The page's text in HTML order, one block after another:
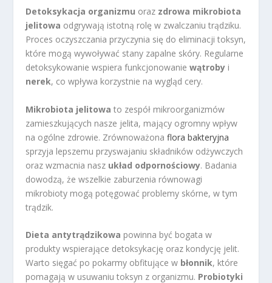
Detoksykacja organizmu oraz zdrowa mikrobiota
jelitowa odgrywają istotną rolę w zwalczaniu trądziku.
Proces oczyszczania przyczynia się do eliminacji toksyn,
które mogą wywoływać stany zapalne skóry. Regularne
detoksykowanie wspiera funkcjonowaniewątroby i
nerek, co wpływa korzystnie na wygląd cery.
Mikrobiota jelitowa to zespół mikroorganizmów
zamieszkujących nasze jelita, mający ogromny wpływ
na ogólne zdrowie. Zrównoważonaflora bakteryjna
sprzyja lepszemu przyswajaniu składników odżywczych
oraz wzmacnia nasz układ odpornościowy. Badania
dowodzą, że wszelkie zaburzenia równowagi
mikrobioty mogą potęgować problemy skórne, w tym
trądzik.
Dieta antytrądzikowa powinna być bogata w
produkty wspierające detoksykację oraz kondycję jelit.
Warto sięgać po pokarmy obfitujące w błonnik, które
pomagają w usuwaniu toksyn z organizmu. Probiotyki